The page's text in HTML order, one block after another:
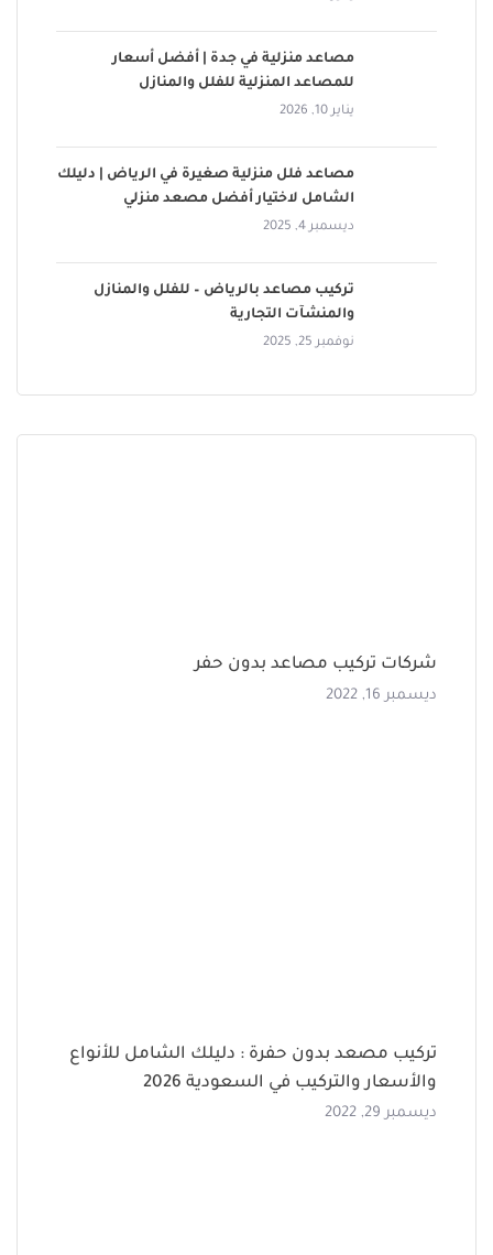
مصاعد منزلية في جدة | أفضل أسعار
للمصاعد المنزلية للفلل والمنازل
يناير 10, 2026
مصاعد فلل منزلية صغيرة في الرياض | دليلك
الشامل لاختيار أفضل مصعد منزلي
ديسمبر 4, 2025
تركيب مصاعد بالرياض – للفلل والمنازل
والمنشآت التجارية
نوفمبر 25, 2025
شركات تركيب مصاعد بدون حفر
ديسمبر 16, 2022
تركيب مصعد بدون حفرة : دليلك الشامل للأنواع
والأسعار والتركيب في السعودية 2026
ديسمبر 29, 2022